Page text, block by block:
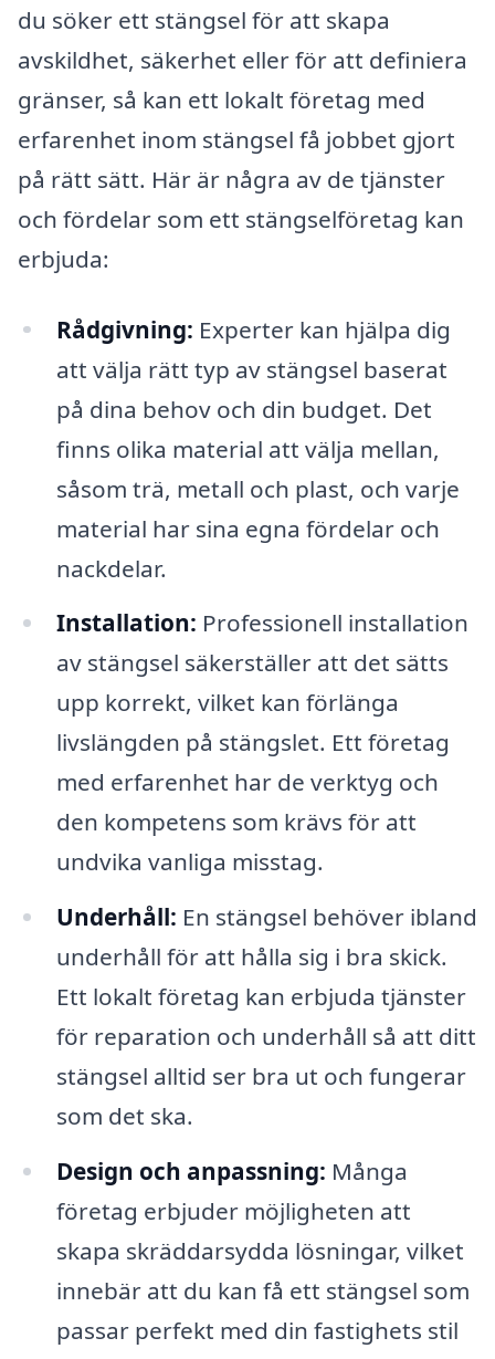
du söker ett stängsel för att skapa
avskildhet, säkerhet eller för att definiera
gränser, så kan ett lokalt företag med
erfarenhet inom stängsel få jobbet gjort
på rätt sätt. Här är några av de tjänster
och fördelar som ett stängselföretag kan
erbjuda:
Rådgivning: Experter kan hjälpa dig
att välja rätt typ av stängsel baserat
på dina behov och din budget. Det
finns olika material att välja mellan,
såsom trä, metall och plast, och varje
material har sina egna fördelar och
nackdelar.
Installation: Professionell installation
av stängsel säkerställer att det sätts
upp korrekt, vilket kan förlänga
livslängden på stängslet. Ett företag
med erfarenhet har de verktyg och
den kompetens som krävs för att
undvika vanliga misstag.
Underhåll: En stängsel behöver ibland
underhåll för att hålla sig i bra skick.
Ett lokalt företag kan erbjuda tjänster
för reparation och underhåll så att ditt
stängsel alltid ser bra ut och fungerar
som det ska.
Design och anpassning: Många
företag erbjuder möjligheten att
skapa skräddarsydda lösningar, vilket
innebär att du kan få ett stängsel som
passar perfekt med din fastighets stil